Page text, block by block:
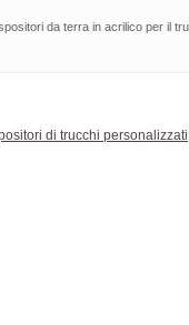
da terra in acrilico per il
di trucchi personalizzati